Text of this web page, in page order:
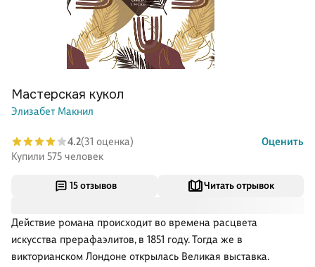
15 отзывов Читать отрывок
Действие романа происходит во времена расцвета
искусства прерафаэлитов, в 1851 году. Тогда же в
викторианском Лондоне открылась Великая выставка.
Мастерская кукол
Элизабет Макнил
4.2(31 оценка)
Оценить
Купили 575 человек